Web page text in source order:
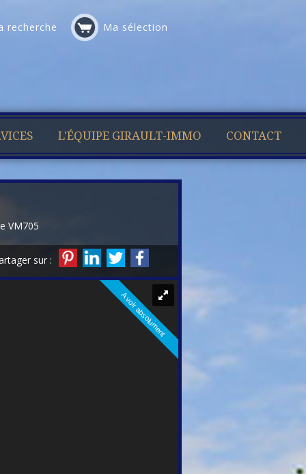
recherche Ma sélection
L'ÉQUIPE GIRAULT-IMMO CONTACT
VM705
sur :
A voir absolument